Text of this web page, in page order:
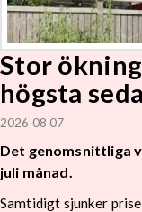
Stor
högsta
2026 08 07
Det genomsnittliga
juli månad.
Samtidigt sjunker